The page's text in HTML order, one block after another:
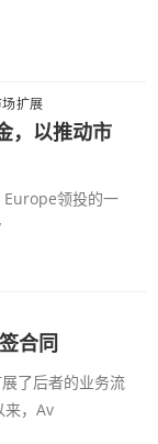
，以推动市
领投的一
合同
了后者的业务流
来，Av